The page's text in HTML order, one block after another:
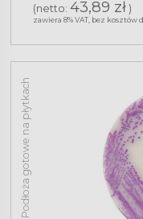
(netto: 43,89 zł)
zawiera 8% VAT, bez kosztów
Podłoża gotowe na płytkach